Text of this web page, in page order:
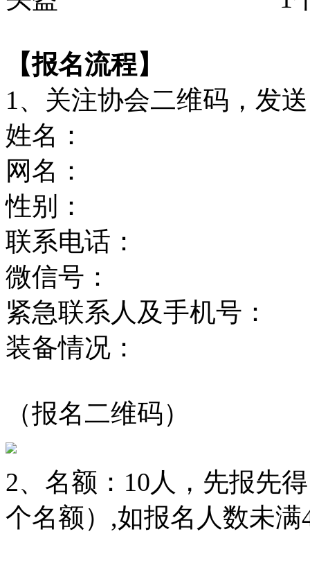
【报名流程】
1、关注协会二维码，发
姓名：
网名：
性别：
联系电话：
微信号：
紧急联系人及手机号：
装备情况：
（报名二维码）
2、名额：10人，先报先
个名额）,如报名人数未